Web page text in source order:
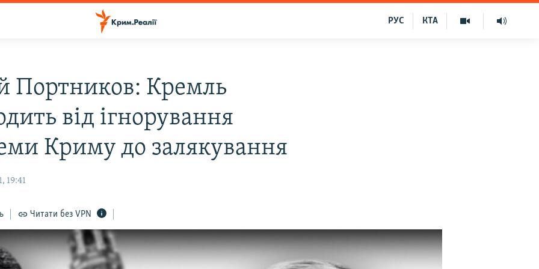
КТА
РУС
Портников: Кремль
від ігнорування
Криму до залякування
19:41
Читати без VPN